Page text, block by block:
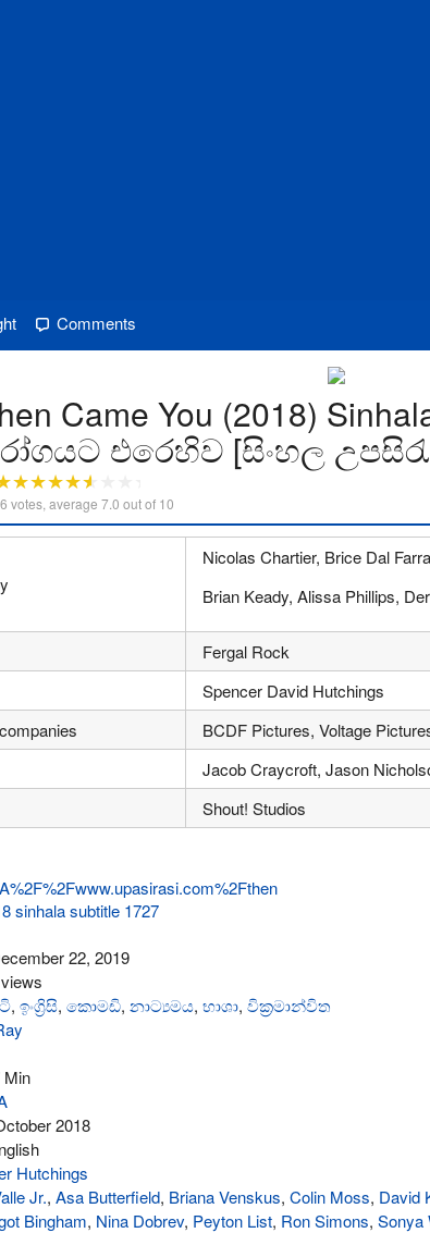
Comments
Came You (2018)
එරෙහිව [සිංහල
votes, average 7.0 out of 10
Nicolas Chartier, Brice Dal
Brian Keady, Alissa Phillips,
Fergal Rock
Spencer David Hutchings
BCDF Pictures, Voltage
Jacob Craycroft, Jason
Shout! Studios
22, 2019
, ඉංග්‍රිසි, කොමඩි, නාට්‍යමය, භාශා, වික්‍රමාන්විත
Min
2018
Hutchings
Jr., Asa Butterfield, Briana Venskus, Colin Moss, David
Bingham, Nina Dobrev, Peyton List, Ron Simons, Sonya